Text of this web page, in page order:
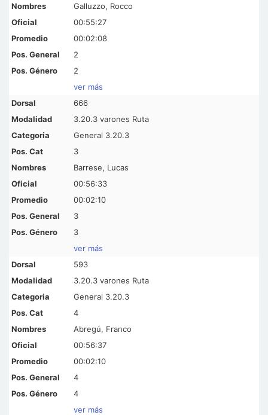
Galluzzo, Rocco
00:55:27
00:02:08
2
2
ver más
666
3.20.3 varones Ruta
General 3.20.3
3
Barrese, Lucas
00:56:33
00:02:10
3
3
ver más
593
3.20.3 varones Ruta
General 3.20.3
4
Abregú, Franco
00:56:37
00:02:10
4
4
ver más